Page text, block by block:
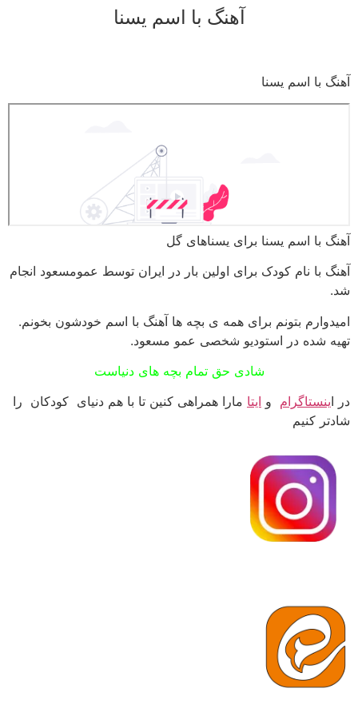
آهنگ با اسم یسنا
آهنگ با اسم یسنا
آهنگ با اسم یسنا برای یسناهای گل
آهنگ با نام کودک برای اولین بار در ایران توسط عمومسعود انجام
شد.
امیدوارم بتونم برای همه ی بچه ها آهنگ با اسم خودشون بخونم.
تهیه شده در استودیو شخصی عمو مسعود.
شادی حق تمام بچه های دنیاست
در اینستاگرام و ایتا مارا همراهی کنین تا با هم دنیای کودکان را
شادتر کنیم